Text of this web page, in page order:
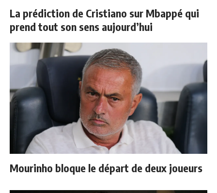
La prédiction de Cristiano sur Mbappé qui
prend tout son sens aujourd’hui
Mourinho bloque le départ de deux joueurs